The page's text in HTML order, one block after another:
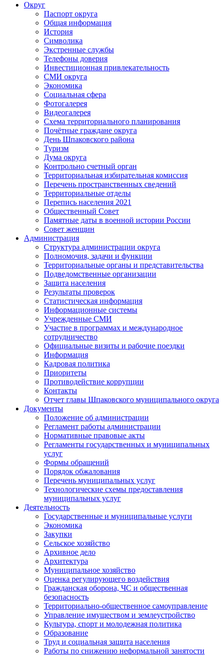
Округ
Паспорт округа
Общая информация
История
Символика
Экстренные службы
Телефоны доверия
Инвестиционная привлекательность
СМИ округа
Экономика
Социальная сфера
Фотогалерея
Видеогалерея
Схема территориального планирования
Почётные граждане округа
День Шпаковского района
Туризм
Дума округа
Контрольно счетный орган
Территориальная избирательная комиссия
Перечень пространственных сведений
Территориальные отделы
Перепись населения 2021
Общественный Совет
Памятные даты в военной истории России
Совет женщин
Администрация
Структура администрации округа
Полномочия, задачи и функции
Территориальные органы и представительства
Подведомственные организации
Защита населения
Результаты проверок
Статистическая информация
Информационные системы
Учрежденные СМИ
Участие в программах и международное
сотрудничество
Официальные визиты и рабочие поездки
Информация
Кадровая политика
Приоритеты
Противодействие коррупции
Контакты
Отчет главы Шпаковского муниципального округа
Документы
Положение об администрации
Регламент работы администрации
Нормативные правовые акты
Регламенты государственных и муниципальных
услуг
Формы обращений
Порядок обжалования
Перечень муниципальных услуг
Технологические схемы предоставления
муниципальных услуг
Деятельность
Государственные и муниципальные услуги
Экономика
Закупки
Сельское хозяйство
Архивное дело
Архитектура
Муниципальное хозяйство
Оценка регулирующего воздействия
Гражданская оборона, ЧС и общественная
безопасность
Территориально-общественное самоуправление
Управление имуществом и землеустройство
Культура, спорт и молодежная политика
Образование
Труд и социальная защита населения
Работы по снижению неформальной занятости